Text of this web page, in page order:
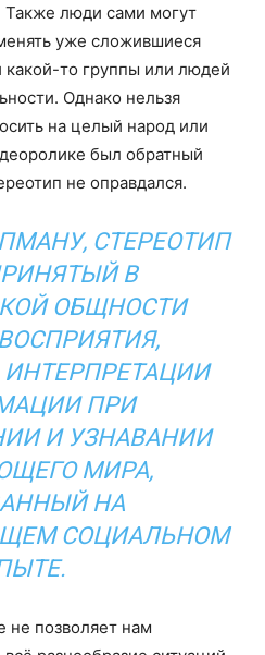
Также люди сами могут
уже сложившиеся
то группы или людей
Однако нельзя
на целый народ или
был обратный
не оправдался.
СТЕРЕОТИП
В
ОБЩНОСТИ
ПРИ
И УЗНАВАНИИ
МИРА,
НА
СОЦИАЛЬНОМ
позволяет нам